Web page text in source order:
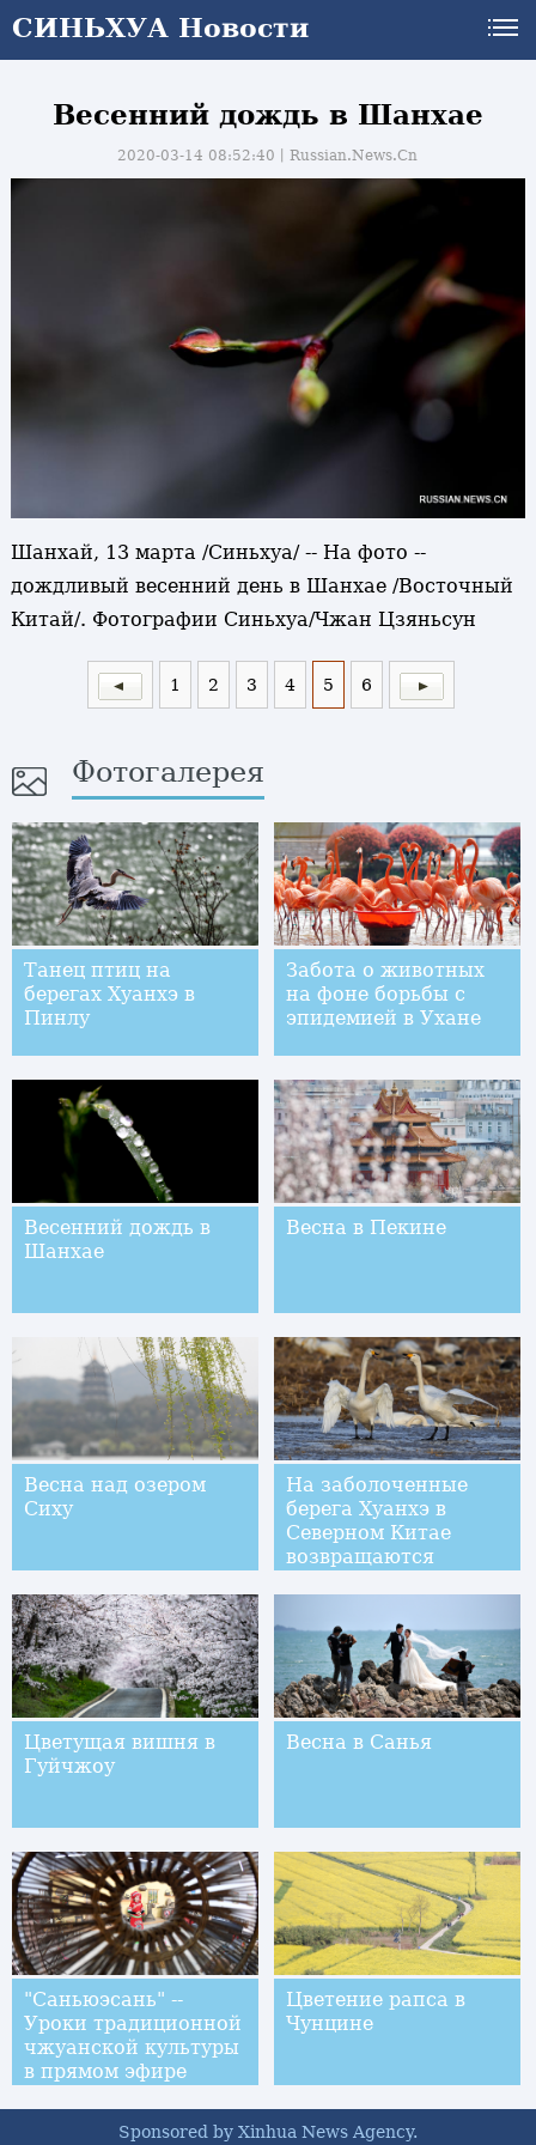
СИНЬХУА Новости
Весенний дождь в Шанхае
2020-03-14 08:52:40丨Russian.News.Cn
Шанхай, 13 марта /Синьхуа/ -- На фото --
дождливый весенний день в Шанхае /Восточный
Китай/. Фотографии Синьхуа/Чжан Цзяньсун
1 2 3 4 5 6
Фотогалерея
Танец птиц на
берегах Хуанхэ в
Пинлу
Забота о животных
на фоне борьбы с
эпидемией в Ухане
Весенний дождь в
Шанхае
Весна в Пекине
Весна над озером
Сиху
На заболоченные
берега Хуанхэ в
Северном Китае
возвращаются
Цветущая вишня в
Гуйчжоу
Весна в Санья
"Саньюэсань" --
Уроки традиционной
чжуанской культуры
в прямом эфире
Цветение рапса в
Чунцине
Sponsored by Xinhua News Agency.